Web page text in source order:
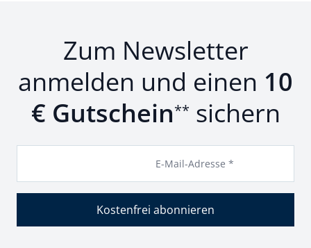
Zum Newsletter
anmelden und einen 10
€ Gutschein** sichern
E-Mail-Adresse *
Kostenfrei abonnieren